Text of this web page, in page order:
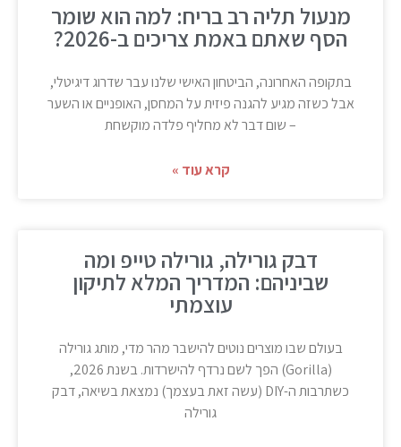
מנעול תליה רב בריח: למה הוא שומר
הסף שאתם באמת צריכים ב-2026?
בתקופה האחרונה, הביטחון האישי שלנו עבר שדרוג דיגיטלי,
אבל כשזה מגיע להגנה פיזית על המחסן, האופניים או השער
– שום דבר לא מחליף פלדה מוקשחת
קרא עוד »
דבק גורילה, גורילה טייפ ומה
שביניהם: המדריך המלא לתיקון
עוצמתי
בעולם שבו מוצרים נוטים להישבר מהר מדי, מותג גורילה
(Gorilla) הפך לשם נרדף להישרדות. בשנת 2026,
כשתרבות ה-DIY (עשה זאת בעצמך) נמצאת בשיאה, דבק
גורילה